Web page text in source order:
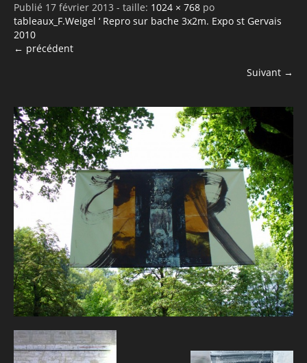
Publié 17 février 2013 - taille: 1024 × 768 po
tableaux_F.Weigel ‘ Repro sur bache 3x2m. Expo st Gervais
2010
← précédent
Suivant →